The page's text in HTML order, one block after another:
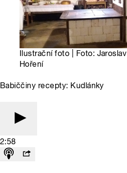
Ilustrační foto | Foto: Jaroslav
Hoření
Babiččiny recepty: Kudlánky
2:58